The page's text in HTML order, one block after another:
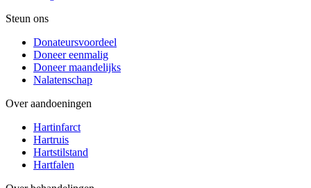
Steun ons
Donateursvoordeel
Doneer eenmalig
Doneer maandelijks
Nalatenschap
Over aandoeningen
Hartinfarct
Hartruis
Hartstilstand
Hartfalen